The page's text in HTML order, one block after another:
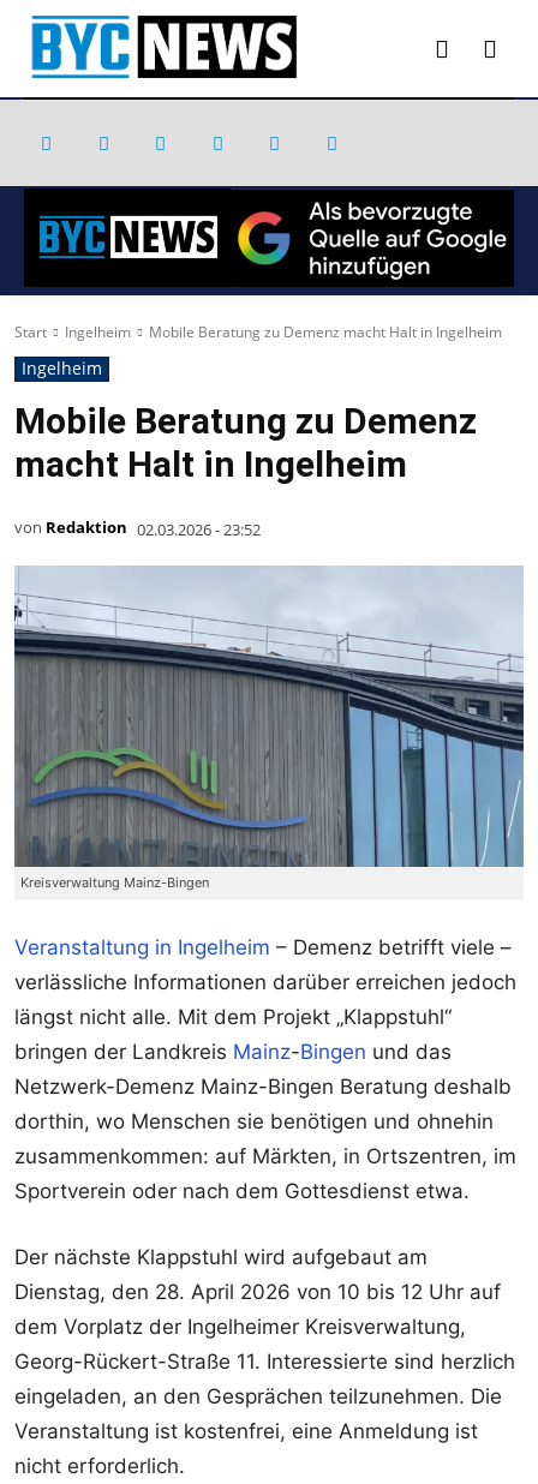
Start Ingelheim Mobile Beratung zu Demenz macht Halt in Ingelheim
Ingelheim
Mobile Beratung zu Demenz
macht Halt in Ingelheim
von Redaktion 02.03.2026 - 23:52
Kreisverwaltung Mainz-Bingen
Veranstaltung in Ingelheim – Demenz betrifft viele –
verlässliche Informationen darüber erreichen jedoch
längst nicht alle. Mit dem Projekt „Klappstuhl“
bringen der Landkreis Mainz-Bingen und das
Netzwerk-Demenz Mainz-Bingen Beratung deshalb
dorthin, wo Menschen sie benötigen und ohnehin
zusammenkommen: auf Märkten, in Ortszentren, im
Sportverein oder nach dem Gottesdienst etwa.
Der nächste Klappstuhl wird aufgebaut am
Dienstag, den 28. April 2026 von 10 bis 12 Uhr auf
dem Vorplatz der Ingelheimer Kreisverwaltung,
Georg-Rückert-Straße 11. Interessierte sind herzlich
eingeladen, an den Gesprächen teilzunehmen. Die
Veranstaltung ist kostenfrei, eine Anmeldung ist
nicht erforderlich.